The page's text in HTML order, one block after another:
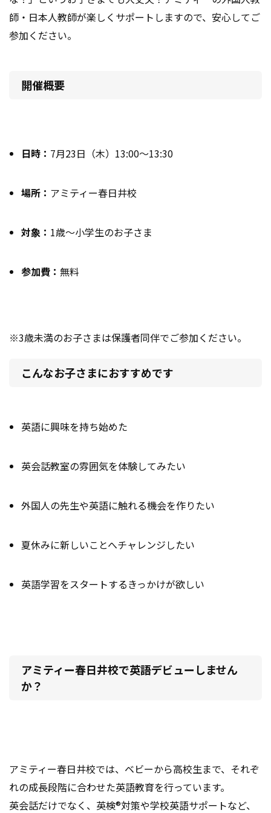
師・日本人教師が楽しくサポートしますので、安心してご
参加ください。
開催概要
日時： 7月23日（木）13:00～13:30
場所： アミティー春日井校
対象： 1歳～小学生のお子さま
参加費： 無料
※3歳未満のお子さまは保護者同伴でご参加ください。
こんなお子さまにおすすめです
英語に興味を持ち始めた
英会話教室の雰囲気を体験してみたい
外国人の先生や英語に触れる機会を作りたい
夏休みに新しいことへチャレンジしたい
英語学習をスタートするきっかけが欲しい
アミティー春日井校で英語デビューしません
か？
アミティー春日井校では、ベビーから高校生まで、それぞ
れの成長段階に合わせた英語教育を行っています。
英会話だけでなく、英検®対策や学校英語サポートなど、